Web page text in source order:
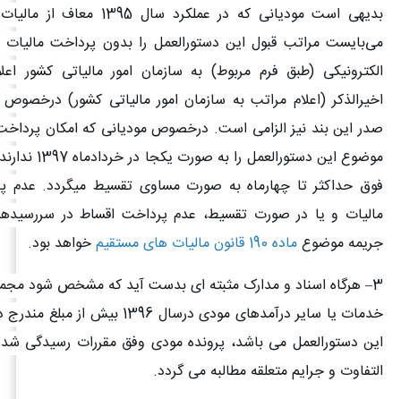
بدیهی است مودیانی که در عملکرد
می‌بایست مراتب قبول این دستورالعمل را بدون پرداخت
الکترونیکی (طبق فرم مربوط) به سازمان امور مالیاتی کشور
اخیرالذکر (اعلام مراتب به سازمان امور مالیاتی کشور)
صدر این بند نیز الزامی است. درخصوص مودیانی که امکان
موضوع این
فوق حداکثر تا چهارماه به صورت مساوی تقسیط میگردد. عدم
مالیات و یا در صورت تقسیط، عدم پرداخت اقساط در
جریمه موضوعماده 190 قانون مالیات های مستقیم خواهد بود.
3– هرگاه اسناد و مدارک مثبته ای بدست آید که مشخص شود
این دستورالعمل می باشد، پرونده مودی وفق مقررات رسیدگی
التفاوت و جرایم متعلقه مطالبه می گردد.